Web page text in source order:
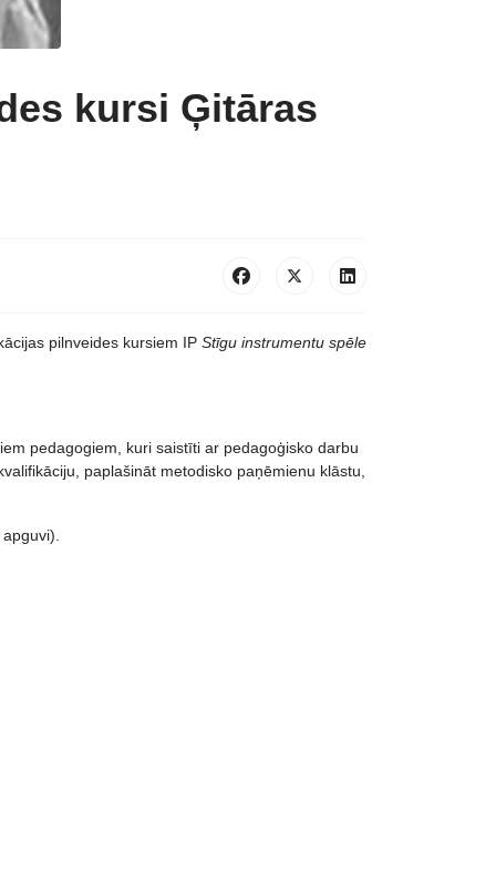
kursi Ģitāras
pilnveides kursiem IP Stīgu instrumentu spēle
pedagogiem, kuri saistīti ar pedagoģisko darbu
paplašināt metodisko paņēmienu klāstu,